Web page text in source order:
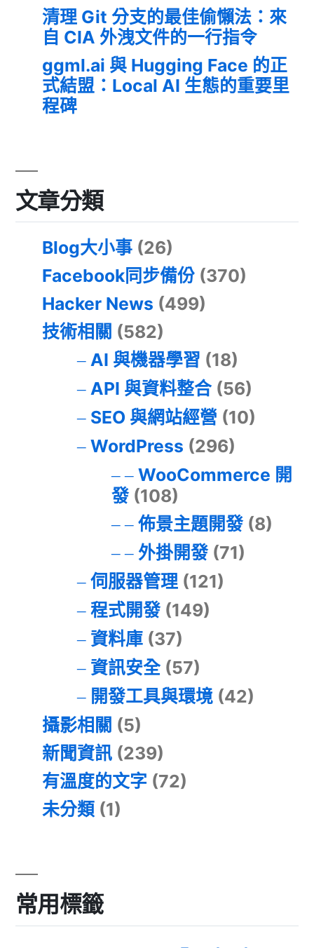
清理 Git 分支的最佳偷懶法：來
自 CIA 外洩文件的一行指令
ggml.ai 與 Hugging Face 的正
式結盟：Local AI 生態的重要里
程碑
文章分類
Blog大小事 (26)
Facebook同步備份 (370)
Hacker News (499)
技術相關 (582)
AI 與機器學習 (18)
API 與資料整合(56)
SEO 與網站經營 (10)
WordPress (296)
WooCommerce 開
發(108)
佈景主題開發(8)
外掛開發(71)
伺服器管理(121)
程式開發(149)
資料庫(37)
資訊安全(57)
開發工具與環境(42)
攝影相關 (5)
新聞資訊 (239)
有溫度的文字 (72)
未分類 (1)
常用標籤